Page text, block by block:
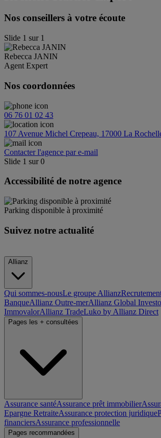
Nos conseillers à votre écoute
Slide 1 sur 1
Rebecca JANIN
Agent Expert
Nos coordonnées
06 76 01 02 43
107 Avenue Michel Crepeau, 17000 La
Contacter l'agence par e-mail
Slide 1 sur0
Accessibilité de notre agence
Parking disponible à proximité
Suivez notre actualité
Allianz
Qui sommes-nousLe groupe Allianz
BanqueAllianz Outre-merAllianz Global
ImmovalorAllianz TradeLuko by Allianz Direct
Pages les + consultées
Assurance santéAssurance prêt immobilier
Epargne RetraiteAssurance protection juridique
financiersAssurance professionnelle
Pages recommandées